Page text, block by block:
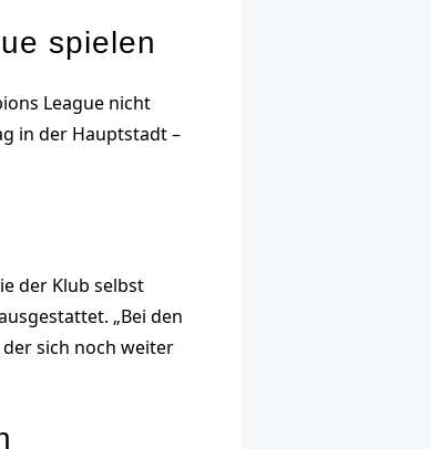
spielen
League nicht
in der Hauptstadt –
der Klub selbst
„Bei den
sich noch weiter